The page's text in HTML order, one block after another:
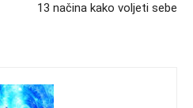
13 načina kako voljeti sebe